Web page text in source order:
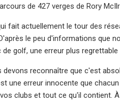
de 427 verges de Rory
fait actuellement le tour des
le peu d'informations que
golf, une erreur plus
reconnaître que c'est
une erreur innocente que
clubs et tout ce qu'il contient.